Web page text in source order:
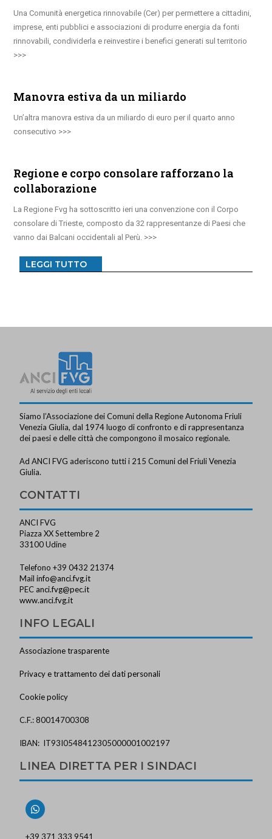
Una Comunità energetica rinnovabile (Cer) per permettere a cittadini,
imprese, enti pubblici e associazioni di produrre energia da fonti
rinnovabili, condividerla e reinvestire i benefici generati sul territorio
Manovra estiva da un miliardo
Un’altra manovra estiva da un miliardo di euro per il quarto anno
consecutivo
Regione e corpo consolare rafforzano la
collaborazione
La Regione Fvg ha sottoscritto ieri una convenzione con il Corpo
consolare di Trieste, composto da 32 rappresentanze di Paesi che
vanno dai Balcani occidentali al Perù.
LEGGI TUTTO
Siamo l’Associazione dei Comuni della Regione Autonoma Friuli
Venezia Giulia, dal 1974 luogo di confronto e di rappresentanza
dei paesi e delle città che compongono il mosaico regionale.
Ad ANCI FVG aderiscono tutti i 215 Comuni del Friuli Venezia
Giulia.
CONTATTI
ANCI FVG
Piazza XX Settembre 2
33100 Udine
Telefono +39 0432 21374
Mailinfo@anci.fvg.it
PEC anci.fvg@pec.it
www.anci.fvg.it
INFO LEGALI
Associazione trasparente
Privacy e trattamento dei dati personali
Cookie policy
C.F.: 80014700308
IBAN: IT93I0548412305000001002197
LINEA DIRETTA PER I SINDACI
+39 371 333 9541